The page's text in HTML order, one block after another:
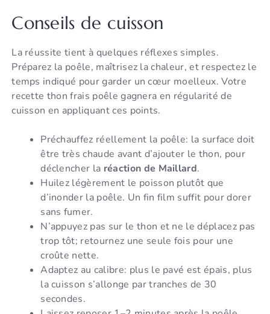
Conseils de cuisson
La réussite tient à quelques réflexes simples.
Préparez la poêle, maîtrisez la chaleur, et respectez le
temps indiqué pour garder un cœur moelleux. Votre
recette thon frais poêle gagnera en régularité de
cuisson en appliquant ces points.
Préchauffez réellement la poêle: la surface doit
être très chaude avant d’ajouter le thon, pour
déclencher la réaction de Maillard.
Huilez légèrement le poisson plutôt que
d’inonder la poêle. Un fin film suffit pour dorer
sans fumer.
N’appuyez pas sur le thon et ne le déplacez pas
trop tôt; retournez une seule fois pour une
croûte nette.
Adaptez au calibre: plus le pavé est épais, plus
la cuisson s’allonge par tranches de 30
secondes.